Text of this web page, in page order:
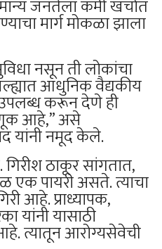
जनतेला कमी खर्चात
मार्ग मोकळा झाला
नसून ती लोकांचा
आधुनिक वैद्यकीय
उपलब्ध करून देणे ही
आहे,” असे
यांनी नमूद केले.
गिरीश ठाकूर सांगतात,
एक पायरी असते. त्याचा
आहे. प्राध्यापक,
यांनी यासाठी
त्यातून आरोग्यसेवेची